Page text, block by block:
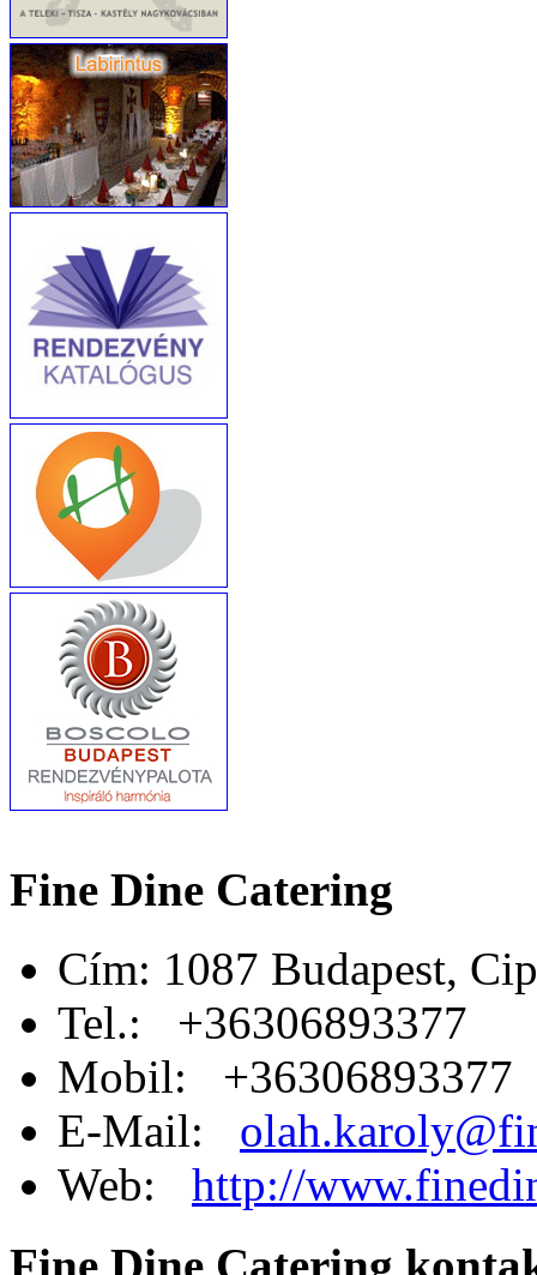
Fine Dine Catering
Cím: 1087 Budapest,
Tel.: +36306893377
Mobil: +36306893377
E-Mail:
Web: http://
Fine Dine Catering